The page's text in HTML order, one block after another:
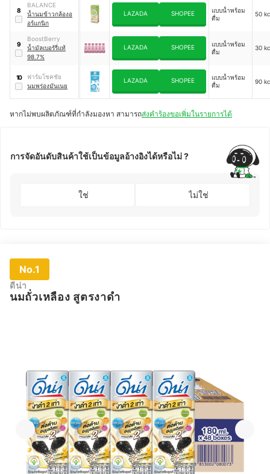
GOAT MILK
BEVERAGE
8
BALANCE
น้ำนมข้าวกล้องอ
อร์แกนิก
LAZADA SHOPEE
แบบน้ำพร้อม
ดื่ม
50
9
BoostBerry
น้ำมัลเบอร์รี่แท้
98.7%
LAZADA SHOPEE
แบบน้ำพร้อม
ดื่ม
30
10
ฟาร์มโชคชัย
นมพร่องมันเนย
LAZADA SHOPEE
แบบน้ำพร้อม
ดื่ม
90
หากไม่พบผลิตภัณฑ์ที่กำลังมองหา สามารถส่งคำร้องขอเพิ่มในรายการได้
การจัดอันดับสินค้าใช้เป็นข้อมูลอ้างอิงได้หรือไม่ ?
ใช่ ไม่ใช่
No.1
ดีน่า
นมถั่วเหลือง สูตรงาดำ